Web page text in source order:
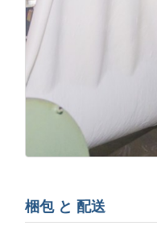
梱包 と 配送